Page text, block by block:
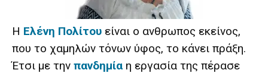
Η Ελένη Πολίτου είναι ο ανθρωπος εκείνος,
που το χαμηλών τόνων ύφος, το κάνει πράξη.
Έτσι με την πανδημία η εργασία της πέρασε